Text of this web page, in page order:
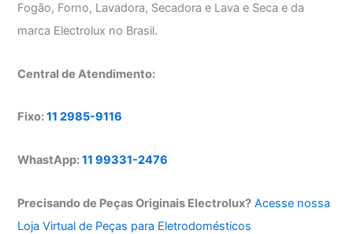
Fogão, Forno, Lavadora, Secadora e Lava e Seca e da
marca Electrolux no Brasil.
Central de Atendimento:
Fixo:11 2985-9116
WhastApp:11 99331-2476
Precisando de Peças Originais Electrolux? Acesse nossa
Loja Virtual de Peças para Eletrodomésticos